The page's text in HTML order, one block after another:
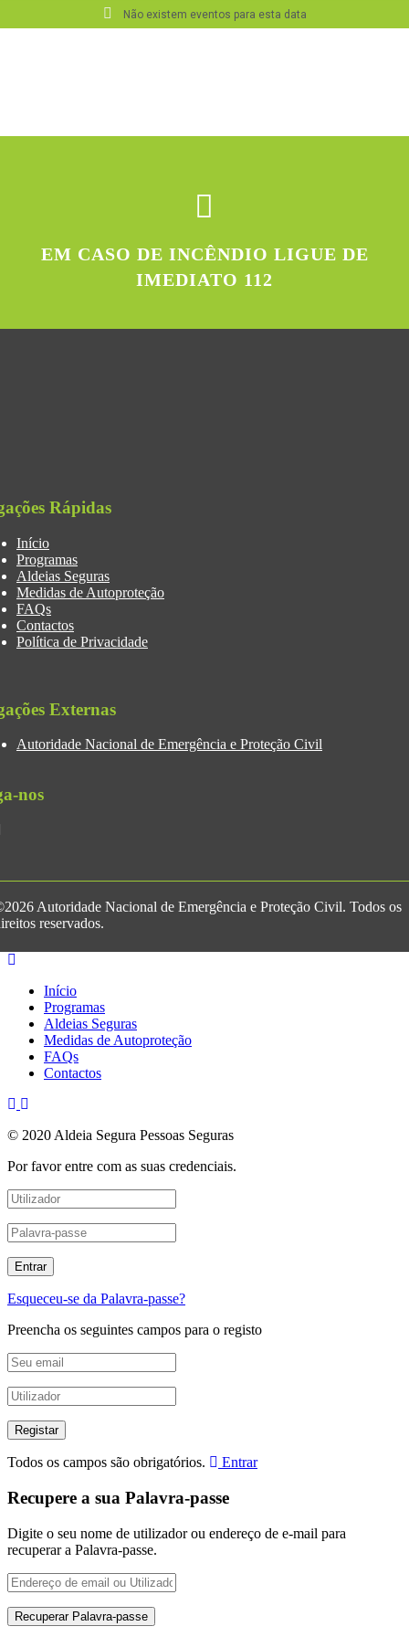
Não existem eventos para esta data
EM CASO DE INCÊNDIO LIGUE DE
IMEDIATO 112
Rápidas
Início
Programas
Aldeias Seguras
Medidas de Autoproteção
FAQs
Contactos
Política de Privacidade
Externas
Autoridade Nacional de Emergência e Proteção Civil
nos
Autoridade Nacional de Emergência e Proteção Civil. Todos os
reservados.
Início
Programas
Aldeias Seguras
Medidas de Autoproteção
FAQs
Contactos
© 2020 Aldeia Segura Pessoas Seguras
Por favor entre com as suas credenciais.
Esqueceu-se da Palavra-passe?
Preencha os seguintes campos para o registo
Todos os campos são obrigatórios. Entrar
Recupere a sua Palavra-passe
Digite o seu nome de utilizador ou endereço de e-mail para
recuperar a Palavra-passe.